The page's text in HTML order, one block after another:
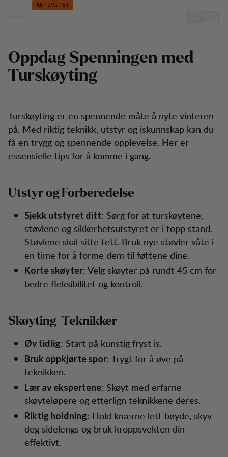
Hopp til innhold
Aktivitet - Turskøyting
AKTIVITET
Oppdag Spenningen med
Turskøyting
Turskøyting er en spennende måte å nyte vinteren
på. Med riktig teknikk, utstyr og iskunnskap kan du
få en trygg og spennende opplevelse. Her er
essensielle tips for å komme i gang.
Utstyr og Forberedelse
Sjekk utstyret ditt: Sørg for at turskøytene,
støvlene og sikkerhetsutstyret er i topp stand.
Støvlene skal sitte tett. Bruk nye støvler våte i
en time for å forme dem til føttene dine.
Korte skøyter: Velg skøyter på rundt 45 cm for
bedre fleksibilitet og kontroll.
Skøyting-Teknikker
Øv tidlig: Start på kunstig fryst is.
Bruk oppkjørte spor: Trygt for å øve på
teknikken.
Lær av ekspertene: Skøyt med erfarne
skøyteløpere og etterlign teknikkene deres.
Riktig holdning: Hold knærne lett bøyde, skyv
deg sidelengs og bruk kroppsvekten din
effektivt.